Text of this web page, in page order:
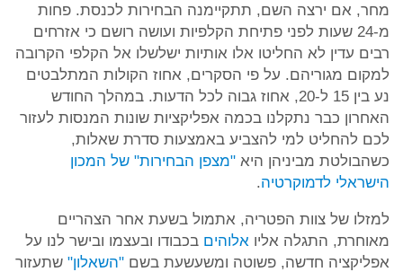
מחר, אם ירצה השם, תתקיימנה הבחירות לכנסת. פחות
מ-24 שעות לפני פתיחת הקלפיות ועושה רושם כי אזרחים
רבים עדין לא החליטו אלו אותיות ישלשלו אל הקלפי הקרובה
למקום מגוריהם. על פי הסקרים, אחוז הקולות המתלבטים
נע בין 15 ל-20, אחוז גבוה לכל הדעות. במהלך החודש
האחרון כבר נתקלנו בכמה אפליקציות שונות המנסות לעזור
לכם להחליט למי להצביע באמצעות סדרת שאלות,
כשהבולטת מביניהן היא "מצפן הבחירות" של המכון
הישראלי לדמוקרטיה.
למזלו של צוות הפטריה, אתמול בשעת אחר הצהריים
מאוחרת, התגלה אליו אלוהים בכבודו ובעצמו ובישר לנו על
אפליקציה חדשה, פשוטה ומשעשעת בשם "השאלון" שתעזור